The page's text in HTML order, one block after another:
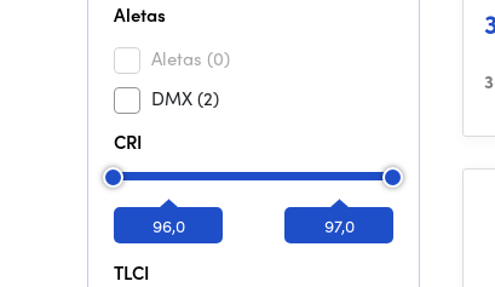
Aletas
Aletas (0)
DMX(2)
CRI
96,0 97,0
TLCI